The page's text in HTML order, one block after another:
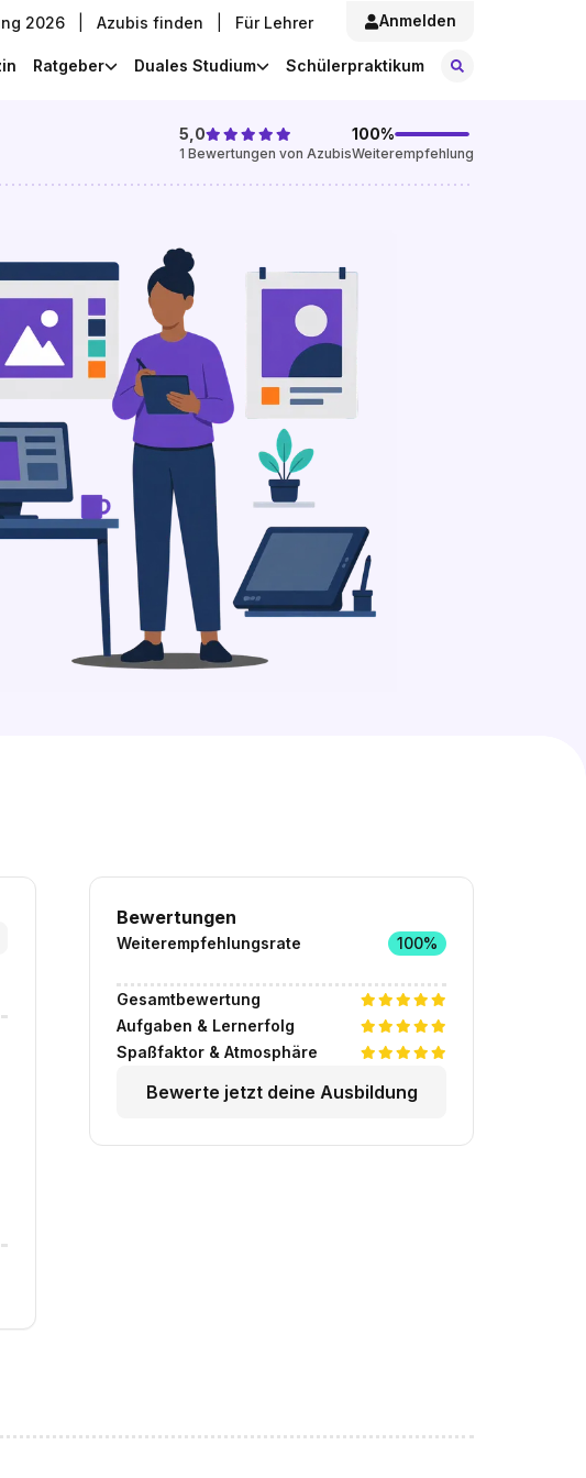
2026 Azubis finden Für Lehrer Anmelden
Ratgeber Duales Studium Schülerpraktikum
5,0
1 Bewertungen von Azubis
100%
Weiterempfehlung
Bewertungen
Weiterempfehlungsrate 100%
Gesamtbewertung
Aufgaben & Lernerfolg
Spaßfaktor & Atmosphäre
Bewerte jetzt deine Ausbildung